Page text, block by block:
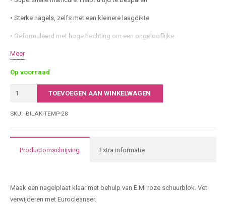
• Sterke nagels, zelfs met een kleinere laagdikte
• Geformuleerd met hoge hechting om een ​​ongelooflijke
• Dichte kleurcoating in zachte klassieke tinten
• Economisch in gebruik
Meer
Op voorraad
Golak
029
15ML
aantal
TOEVOEGEN AAN WINKELWAGEN
SKU: BILAK-TEMP-28
Productomschrijving Extra informatie
Maak een nagelplaat klaar met behulp van E.Mi roze schuurblok. Vet
verwijderen met Eurocleanser.